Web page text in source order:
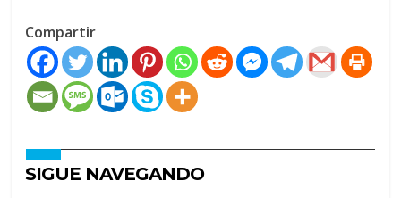
Compartir
SIGUE NAVEGANDO